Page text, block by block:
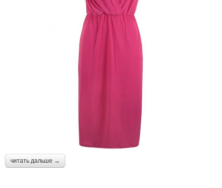
читать дальше →